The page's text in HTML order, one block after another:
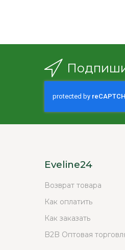
Eveline24
Возврат товара
Как оплатить
Как заказать
B2B Оптовая